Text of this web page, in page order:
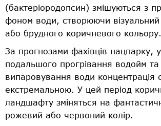
(бактеріородопсин) змішуються з
фоном води, створюючи візуальний
або брудного коричневого кольору.
За прогнозами фахівців нацпарку,
подальшого прогрівання водойм та
випаровування води концентрація
екстремальною. У цей період
ландшафту зміняться на
рожевий або червоний колір.